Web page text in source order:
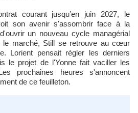
courant jusqu’en juin 2027, le
son avenir s'assombrir face à la
un nouveau cycle managérial
le marché, Still se retrouve au cœur
Lorient pensait régler les derniers
le projet de l'Yonne fait vaciller les
prochaines heures s'annoncent
de ce feuilleton.